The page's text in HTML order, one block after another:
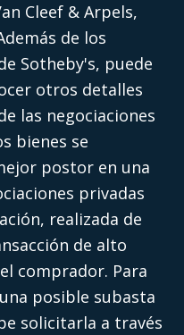
Cleef & Arpels,
de los
Sotheby's, puede
otros detalles
las negociaciones
bienes se
postor en una
privadas
realizada de
de alto
comprador. Para
posible subasta
solicitarla a través